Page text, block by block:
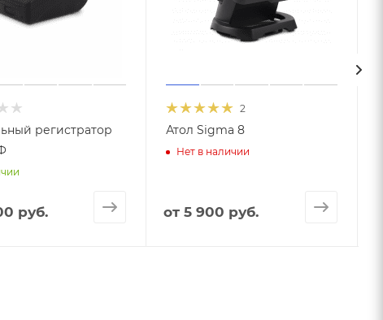
регистратор
руб.
2
Атол Sigma 8
Нет в наличии
от5 900 руб.